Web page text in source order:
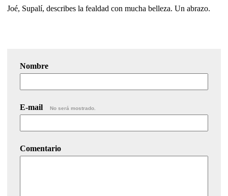
Joé, Supalí, describes la fealdad con mucha belleza. Un abrazo.
Nombre
E-mail No será mostrado.
Comentario